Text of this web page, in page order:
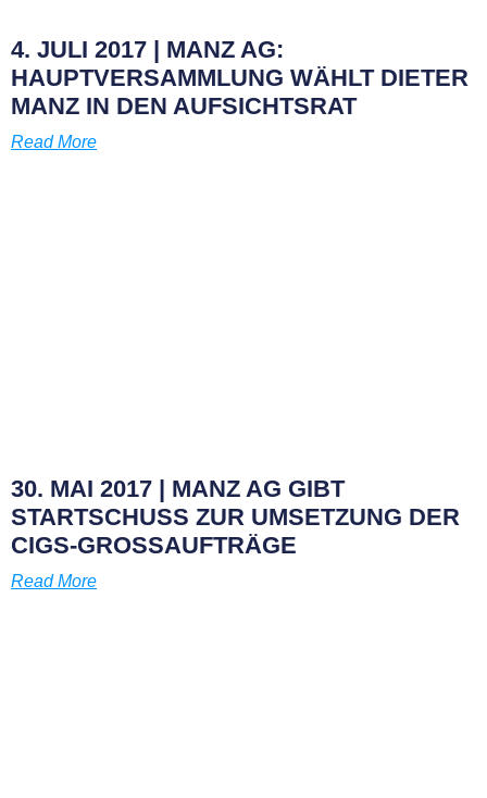
4. JULI 2017 | MANZ AG:
HAUPTVERSAMMLUNG WÄHLT DIETER
MANZ IN DEN AUFSICHTSRAT
Read More
30. MAI 2017 | MANZ AG GIBT
STARTSCHUSS ZUR UMSETZUNG DER
CIGS-GROSSAUFTRÄGE
Read More